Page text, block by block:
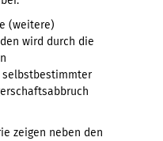
(weitere)
wird durch die
selbstbestimmter
zeigen neben den